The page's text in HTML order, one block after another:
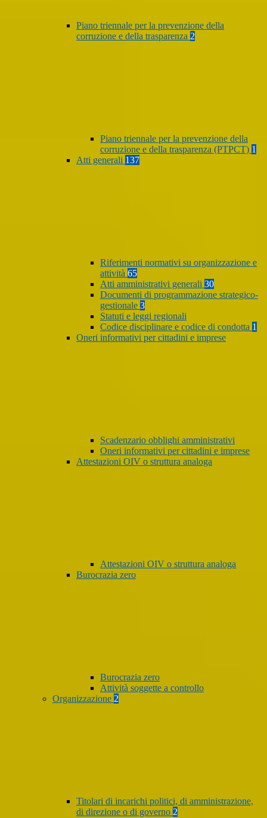
Piano triennale per la prevenzione della
corruzione e della trasparenza 2
Piano triennale per la prevenzione della
corruzione e della trasparenza (PTPCT) 1
Atti generali 137
Riferimenti normativi su organizzazione e
attività 65
Atti amministrativi generali 30
Documenti di programmazione strategico-
gestionale 3
Statuti e leggi regionali
Codice disciplinare e codice di condotta 1
Oneri informativi per cittadini e imprese
Scadenzario obblighi amministrativi
Oneri informativi per cittadini e imprese
Attestazioni OIV o struttura analoga
Attestazioni OIV o struttura analoga
Burocrazia zero
Burocrazia zero
Attività soggette a controllo
Organizzazione 2
Titolari di incarichi politici, di amministrazione,
di direzione o di governo 2